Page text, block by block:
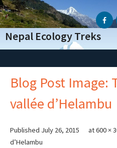
Nepal Ecology Treks
Accueil
L’Agence
- Notre Agence
Blog Post Image:
vallée d’Helambu
Published July 26, 2015 at600 ×
d’Helambu